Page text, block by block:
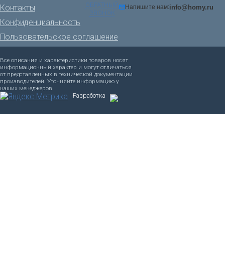
Контакты
Конфиденциальность
Пользовательское соглашение
Напишите нам:info@homy.ru
ОБРАТНЫЙ
ЗВОНОК
Все описания и характеристики товаров носят
информационный характер и могут отличаться
от представленных в технической документации
производителей. Уточняйте информацию у
наших менеджеров.
Разработка